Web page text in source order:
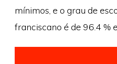
mínimos, e o grau de
franciscano é de 96.4 %